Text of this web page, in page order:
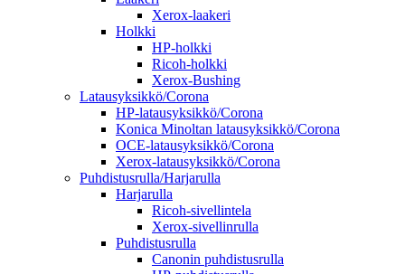
Xerox-laakeri
Holkki
HP-holkki
Ricoh-holkki
Xerox-Bushing
Latausyksikkö/Corona
HP-latausyksikkö/Corona
Konica Minoltan latausyksikkö/Corona
OCE-latausyksikkö/Corona
Xerox-latausyksikkö/Corona
Puhdistusrulla/Harjarulla
Harjarulla
Ricoh-sivellintela
Xerox-sivellinrulla
Puhdistusrulla
Canonin puhdistusrulla